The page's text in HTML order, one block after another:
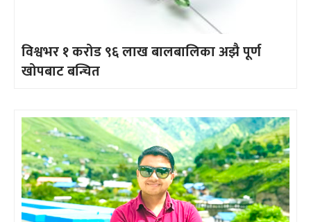
विश्वभर १ करोड ९६ लाख बालबालिका अझै पूर्ण
खोपबाट बन्चित